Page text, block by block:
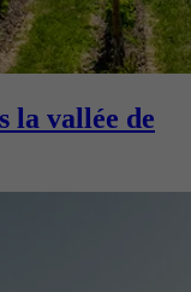
la vallée de